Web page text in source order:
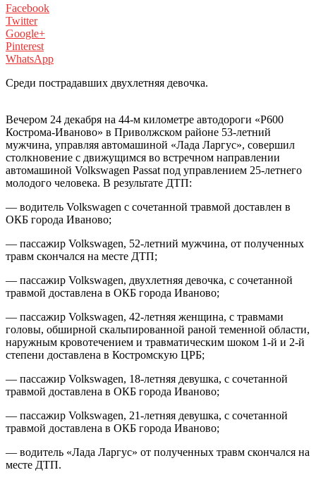
Facebook
Twitter
Google+
Pinterest
WhatsApp
Среди пострадавших двухлетняя девочка.
Вечером 24 декабря на 44-м километре автодороги «Р600
Кострома-Иваново» в Приволжском районе 53-летний
мужчина, управляя автомашиной «Лада Ларгус», совершил
столкновение с движущимся во встречном направлении
автомашиной Volkswagen Passat под управлением 25-летнего
молодого человека. В результате ДТП:
— водитель Volkswagen с сочетанной травмой доставлен в
ОКБ города Иваново;
— пассажир Volkswagen, 52-летний мужчина, от полученных
травм скончался на месте ДТП;
— пассажир Volkswagen, двухлетняя девочка, с сочетанной
травмой доставлена в ОКБ города Иваново;
— пассажир Volkswagen, 42-летняя женщина, с травмами
головы, обширной скальпированной раной теменной области,
наружным кровотечением и травматическим шоком 1-й и 2-й
степени доставлена в Костромскую ЦРБ;
— пассажир Volkswagen, 18-летняя девушка, с сочетанной
травмой доставлена в ОКБ города Иваново;
— пассажир Volkswagen, 21-летняя девушка, с сочетанной
травмой доставлена в ОКБ города Иваново;
— водитель «Лада Ларгус» от полученных травм скончался на
месте ДТП.